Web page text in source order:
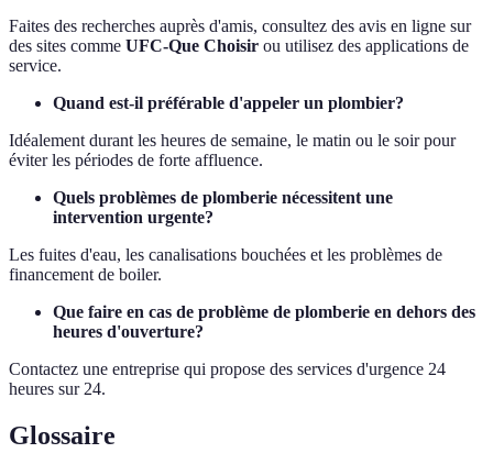
Faites des recherches auprès d'amis, consultez des avis en ligne sur
des sites comme UFC-Que Choisir ou utilisez des applications de
service.
Quand est-il préférable d'appeler un plombier?
Idéalement durant les heures de semaine, le matin ou le soir pour
éviter les périodes de forte affluence.
Quels problèmes de plomberie nécessitent une
intervention urgente?
Les fuites d'eau, les canalisations bouchées et les problèmes de
financement de boiler.
Que faire en cas de problème de plomberie en dehors des
heures d'ouverture?
Contactez une entreprise qui propose des services d'urgence 24
heures sur 24.
Glossaire